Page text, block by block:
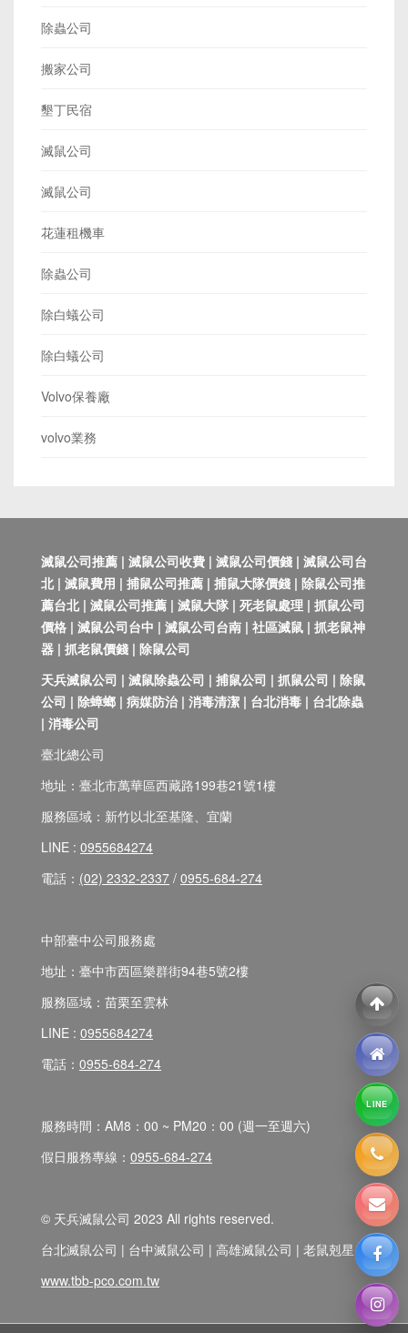
除蟲公司
搬家公司
墾丁民宿
滅鼠公司
滅鼠公司
花蓮租機車
除蟲公司
除白蟻公司
除白蟻公司
Volvo保養廠
volvo業務
滅鼠公司推薦 | 滅鼠公司收費 | 滅鼠公司價錢 | 滅鼠公司台
北 | 滅鼠費用 | 捕鼠公司推薦 | 捕鼠大隊價錢 | 除鼠公司推
薦台北 | 滅鼠公司推薦 | 滅鼠大隊 | 死老鼠處理 | 抓鼠公司
價格 | 滅鼠公司台中 | 滅鼠公司台南 | 社區滅鼠 | 抓老鼠神
器 | 抓老鼠價錢 | 除鼠公司
天兵滅鼠公司 | 滅鼠除蟲公司 | 捕鼠公司 | 抓鼠公司 | 除鼠
公司 | 除蟑螂 | 病媒防治 | 消毒清潔 | 台北消毒 | 台北除蟲
| 消毒公司
臺北總公司
地址：臺北市萬華區西藏路199巷21號1樓
服務區域：新竹以北至基隆、宜蘭
LINE : 0955684274
電話： (02) 2332-2337 / 0955-684-274
中部臺中公司服務處
地址：臺中市西區樂群街94巷5號2樓
服務區域：苗栗至雲林
LINE : 0955684274
電話： 0955-684-274
服務時間：AM8：00 ~ PM20：00 (週一至週六)
假日服務專線： 0955-684-274
© 天兵滅鼠公司 2023 All rights reserved.
台北滅鼠公司 | 台中滅鼠公司 | 高雄滅鼠公司 | 老鼠剋星
www.tbb-pco.com.tw
LINE